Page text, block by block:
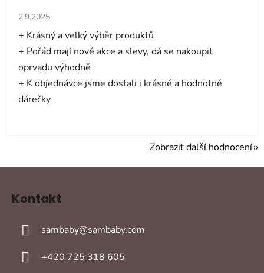
Hodnocení obchodu je 5 z 5 hvězdiček.
2.9.2025
+ Krásný a velký výběr produktů
+ Pořád mají nové akce a slevy, dá se nakoupit
oprvadu výhodně
+ K objednávce jsme dostali i krásné a hodnotné
dárečky
Zobrazit další hodnocení
Kontakt
sambaby@sambaby.com
+420 725 318 605